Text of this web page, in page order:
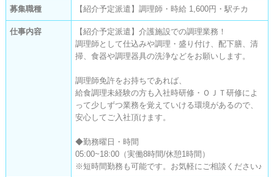
募集職種 【紹介予定派遣】調理師・時給 1,600円・駅チカ
仕事内容
【紹介予定派遣】介護施設での調理業務！
調理師として仕込みや調理・盛り付け、配下膳、清
掃、食器や調理器具の洗浄などをお願いします。
調理師免許をお持ちであれば、
給食調理未経験の方も入社時研修・ＯＪＴ研修によ
って少しずつ業務を覚えていける環境があるので、
安心してご入社頂けます。
◆勤務曜日・時間
05:00~18:00（実働8時間/休憩1時間）
※短時間勤務も可能です。お気軽にご相談ください♪